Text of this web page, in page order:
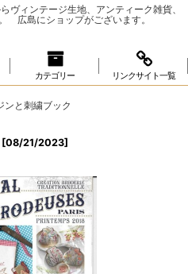
ヴィンテージ生地、アンティーク雑貨、
広島にショップがございます。
カテゴリー リンクサイト一覧
ンと刺繍ブック
[08/21/2023]